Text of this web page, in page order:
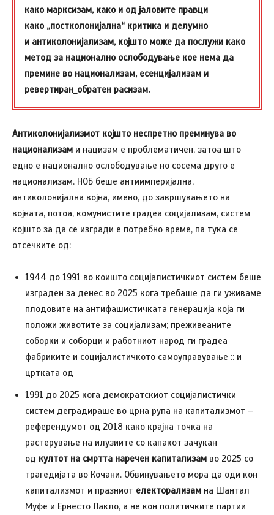
како марксизам, како и од јаловите правци
како „постколонијална“ критика и делумно
и антиколонијализам, којшто може да послужи како
метод за национално ослободување кое нема да
премине во национализам, есенцијализам и
ревертиран_обратен расизам.
Антиколонијализмот којшто неспретно преминува во
национализам и нацизам е проблематичен, затоа што
едно е национално ослободување но сосема друго е
национализам. НОБ беше антиимперијална,
антиколонијална војна, имено, до завршувањето на
војната, потоа, комунистите градеа социјализам, систем
којшто за да се изгради е потребно време, па тука се
отсечките од:
1944 до 1991 во коишто социјалистичкиот систем беше
изграден за денес во 2025 кога требаше да ги уживаме
плодовите на антифашистичката генерација која ги
положи животите за социјализам; преживеаните
соборки и соборци и работниот народ ги градеа
фабриките и социјалистичкото самоуправување :: и
цртката од
1991 до 2025 кога демократскиот социјалистички
систем деградираше во црна рупа на капитализмот –
референдумот од 2018 како крајна точка на
растерување на илузиите со капакот зачукан
од култот на смртта наречен капитализам во 2025 со
трагедијата во Кочани. Обвинувањето мора да оди кон
капитализмот и празниот електорализам на Шантал
Муфе и Ернесто Лакло, а не кон политичките партии